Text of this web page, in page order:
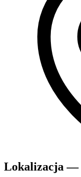
Lokalizacja —